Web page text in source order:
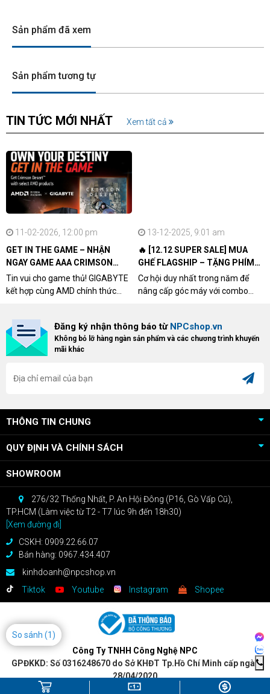
Sản phẩm đã xem
Sản phẩm tương tự
TIN TỨC MỚI NHẤT Xem tất cả
11-02-2026, 12:00 pm
GET IN THE GAME – NHẬN
NGAY GAME AAA CRIMSON
DESERT CÙNG GIGABYTE &
AMD
Tin vui cho game thủ! GIGABYTE
kết hợp cùng AMD chính thức
khách hàng sở hữu VGA Radeon
RX 9070 / RX 9070 XT.
13-12-2025, 9:01 am
🔥 [12.12 SUPER SALE] MUA
GHẾ FLAGSHIP – TẶNG PHÍM
CƠ XỊN
Cơ hội duy nhất trong năm để
nâng cấp góc máy với combo
dòng ghế Gaming cao cấp nhất,
bạn sẽ nhận ngay quà tặng trị giá
Đăng ký nhận thông báo từ NPCshop.vn
Không bỏ lỡ hàng ngàn sản phẩm và các chương trình khuyến
mãi khác
THÔNG TIN CHUNG
QUY ĐỊNH VÀ CHÍNH SÁCH
SHOWROOM
276/32 Thống Nhất, P. An Hội Đông (P16, Gò Vấp Cũ),
TP.HCM (Làm việc từ T2 - T7 lúc 9h đến 18h30)
[Xem đường đi]
CSKH: 0909.22.66.07
Bán hàng: 0967.434.407
kinhdoanh@npcshop.vn
Tiktok
Youtube Instagram Shopee
Công Ty TNHH Công Nghệ NPC
GPĐKKD: Số 0316248670 do Sở KHĐT Tp.Hồ Chí Minh cấp ngày
28/04/2020
So sánh (1)